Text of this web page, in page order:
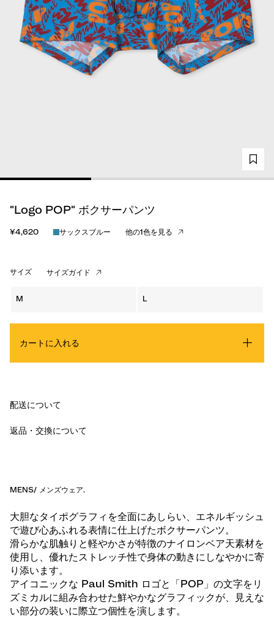
"Logo POP" ボクサーパンツ
¥4,620 サックスブルー 他の1色を見る
サイズ サイズガイド
M L
カートに入れる
配送について
返品・交換について
MENS/ メンズウェア.
大胆なタイポグラフィを全面にあしらい、エネルギッシュ
で遊び心あふれる表情に仕上げたボクサーパンツ。
滑らかな肌触りと軽やかさが特徴のナイロンベア天素材を
使用し、優れたストレッチ性で身体の動きにしなやかに寄
り添います。
アイコニックな Paul Smith ロゴと「POP」の文字をリ
ズミカルに組み合わせた鮮やかなグラフィックが、見えな
い部分の装いに際立つ個性を演します。